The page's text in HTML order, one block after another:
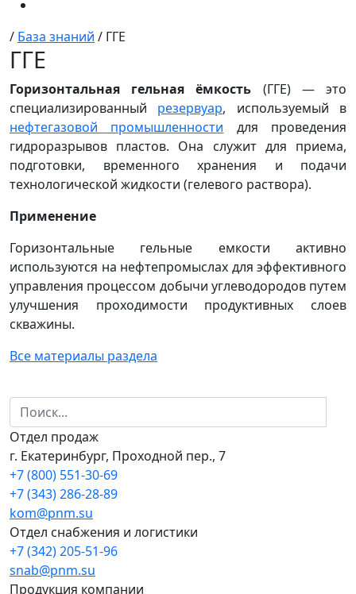
/ База знаний / ГГЕ
ГГЕ
Горизонтальная гельная ёмкость (ГГЕ) — это
специализированный резервуар, используемый в
нефтегазовой промышленности для проведения
гидроразрывов пластов. Она служит для приема,
подготовки, временного хранения и подачи
технологической жидкости (гелевого раствора).
Применение
Горизонтальные гельные емкости активно
используются на нефтепромыслах для эффективного
управления процессом добычи углеводородов путем
улучшения проходимости продуктивных слоев
скважины.
Все материалы раздела
Отдел продаж
г. Екатеринбург, Проходной пер., 7
+7 (800) 551-30-69
+7 (343) 286-28-89
kom@pnm.su
Отдел снабжения и логистики
+7 (342) 205-51-96
snab@pnm.su
Продукция компании